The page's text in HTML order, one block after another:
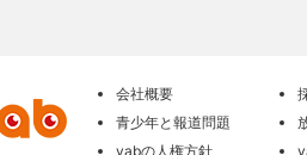
会社概要
青少年と報道問題
yabの人権方針